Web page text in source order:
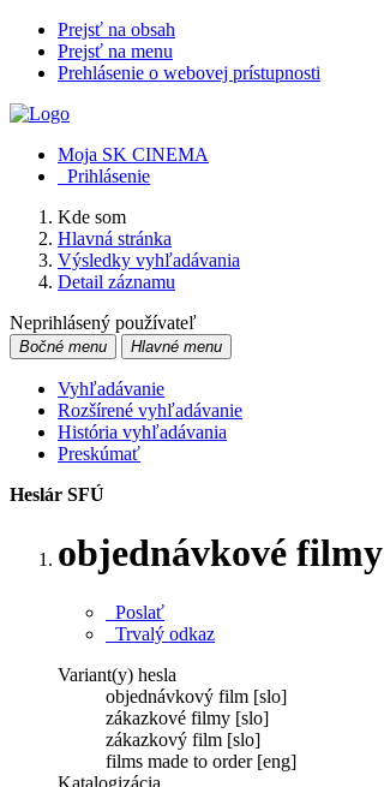
Prejsť na obsah
Prejsť na menu
Prehlásenie o webovej prístupnosti
Moja SK CINEMA
Prihlásenie
Kde som
Hlavná stránka
Výsledky vyhľadávania
Detail záznamu
Neprihlásený používateľ
Bočné menu Hlavné menu
Vyhľadávanie
Rozšírené vyhľadávanie
História vyhľadávania
Preskúmať
Heslár SFÚ
objednávkové filmy
Poslať
Trvalý odkaz
Variant(y) hesla
objednávkový film [slo]
zákazkové filmy [slo]
zákazkový film [slo]
films made to order [eng]
Katalogizácia